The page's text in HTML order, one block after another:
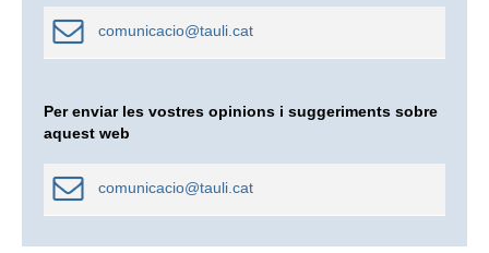
comunicacio@tauli.cat
Per enviar les vostres opinions i suggeriments sobre
aquest web
comunicacio@tauli.cat